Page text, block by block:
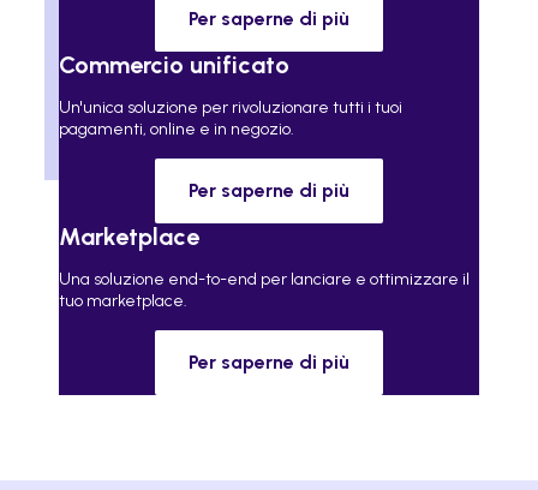
Per saperne di più
Commercio unificato
Un'unica soluzione per rivoluzionare tutti i tuoi
pagamenti, online e in negozio.
Per saperne di più
Marketplace
Una soluzione end-to-end per lanciare e ottimizzare il
tuo marketplace.
Per saperne di più